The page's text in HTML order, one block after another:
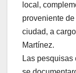
local,
proveniente
ciudad, a
Martínez.
Las pesquisas